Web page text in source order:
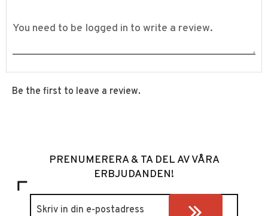
Be the first to leave a review.
PRENUMERERA & TA DEL AV VÅRA
ERBJUDANDEN!